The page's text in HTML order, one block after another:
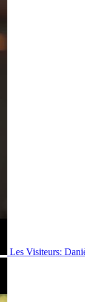
Les Visiteurs: